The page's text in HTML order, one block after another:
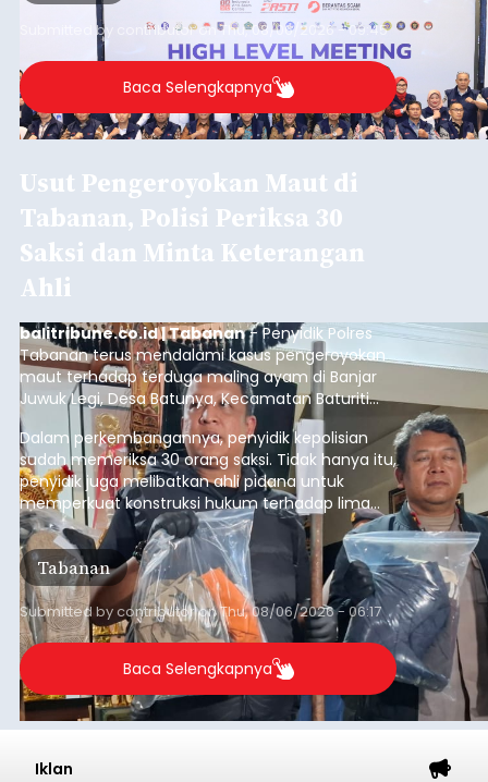
Submitted by contributoronThu, 08/06/2026 - 09:45
Baca Selengkapnya
Usut Pengeroyokan Maut di
Tabanan, Polisi Periksa 30
Saksi dan Minta Keterangan
Ahli
balitribune.co.id | Tabanan- Penyidik Polres
Tabanan terus mendalami kasus pengeroyokan
maut terhadap terduga maling ayam di Banjar
Juwuk Legi, Desa Batunya, Kecamatan Baturiti
yang terjadi beberapa waktu lalu.
Dalam perkembangannya, penyidik kepolisian
sudah memeriksa 30 orang saksi. Tidak hanya itu,
penyidik juga melibatkan ahli pidana untuk
memperkuat konstruksi hukum terhadap lima
orang tersangka yang saat ini ditahan.
Tabanan
Submitted bycontributoronThu, 08/06/2026 - 06:17
Baca Selengkapnya
Iklan